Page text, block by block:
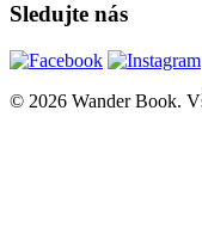
Sledujte nás
© 2026 Wander Book.